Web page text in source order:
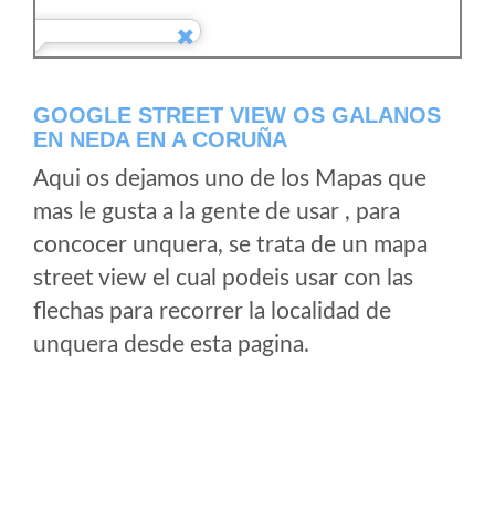
GOOGLE STREET VIEW OS GALANOS
EN NEDA EN A CORUÑA
Aqui os dejamos uno de los Mapas que
mas le gusta a la gente de usar , para
concocer unquera, se trata de un mapa
street view el cual podeis usar con las
flechas para recorrer la localidad de
unquera desde esta pagina.